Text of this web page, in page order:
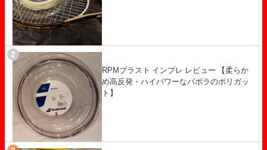
RPMブラスト インプレ レビュー 【柔らか
め高反発・ハイパワーなバボラのポリガッ
ト】